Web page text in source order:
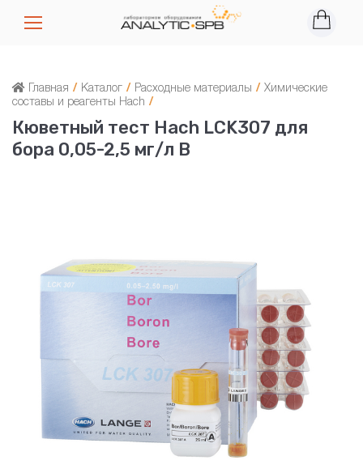
Главная / Каталог / Расходные материалы / Химические
составы и реагенты Hach /
Кюветный тест Hach LCK307 для
бора 0,05-2,5 мг/л B